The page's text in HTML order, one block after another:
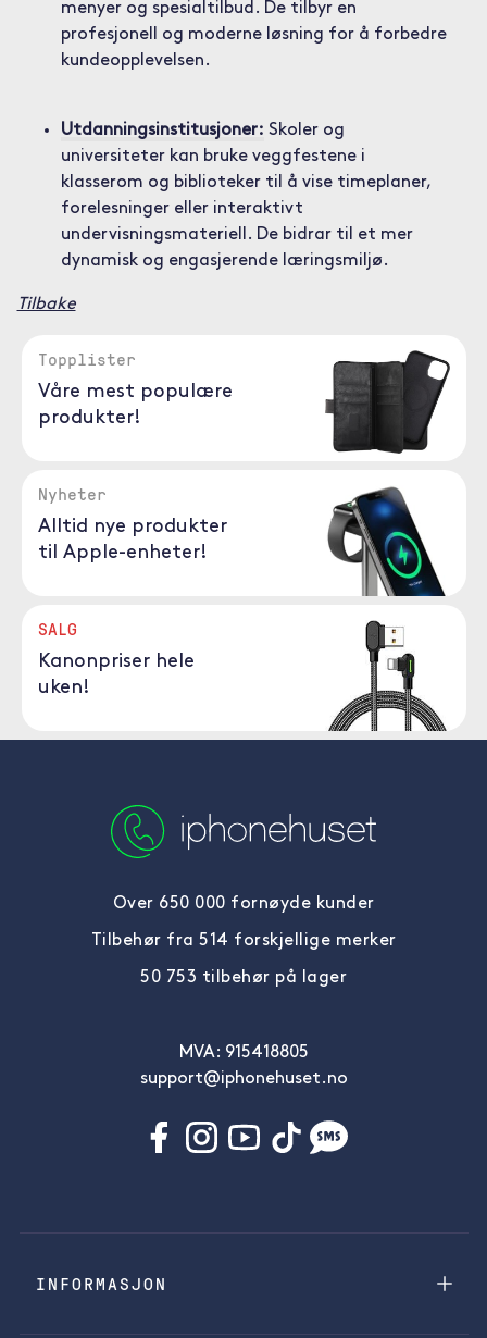
menyer og spesialtilbud. De tilbyr en
profesjonell og moderne løsning for å forbedre
kundeopplevelsen.
Utdanningsinstitusjoner: Skoler og
universiteter kan bruke veggfestene i
klasserom og biblioteker til å vise timeplaner,
forelesninger eller interaktivt
undervisningsmateriell. De bidrar til et mer
dynamisk og engasjerende læringsmiljø.
Tilbake
Topplister
Våre mest populære
produkter!
Nyheter
Alltid nye produkter
til Apple-enheter!
SALG
Kanonpriser hele
uken!
Over 650 000 fornøyde kunder
Tilbehør fra 514 forskjellige merker
50 753 tilbehør på lager
MVA: 915418805
support@iphonehuset.no
INFORMASJON